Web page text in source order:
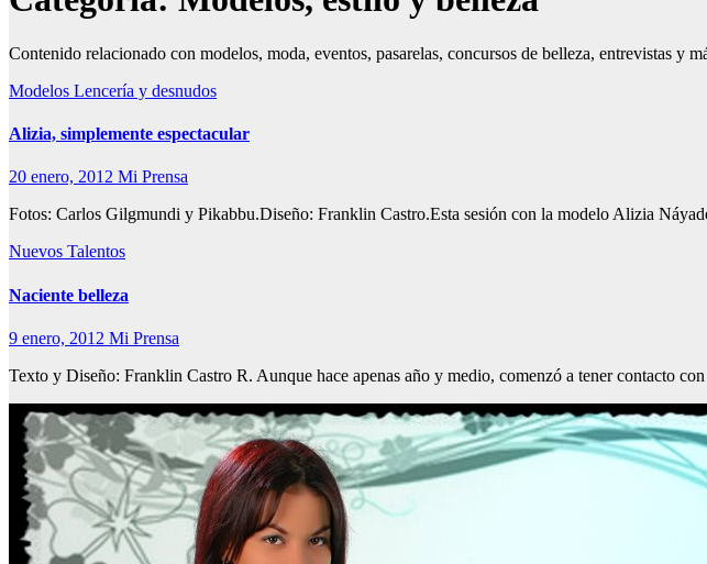
Contenido relacionado con modelos, moda, eventos, pasarelas, concursos de belleza, entrevistas y
Modelos Lencería y desnudos
Alizia, simplemente espectacular
20 enero, 2012 Mi Prensa
Fotos: Carlos Gilgmundi y Pikabbu.Diseño: Franklin Castro.Esta sesión con la modelo Alizia
Nuevos Talentos
Naciente belleza
9 enero, 2012 Mi Prensa
Texto y Diseño: Franklin Castro R. Aunque hace apenas año y medio, comenzó a tener contacto